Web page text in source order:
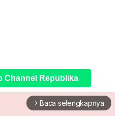
Channel Republika
arrow_forward_ios Baca selengkapnya